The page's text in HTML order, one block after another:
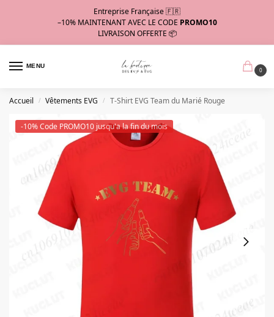
Entreprise Française 🇫🇷
–10% MAINTENANT AVEC LE CODE PROMO10
LIVRAISON OFFERTE 📦
MENU
0
Accueil / Vêtements EVG / T-Shirt EVG Team du Marié Rouge
-10% Code PROMO10 jusqu'a la fin du mois